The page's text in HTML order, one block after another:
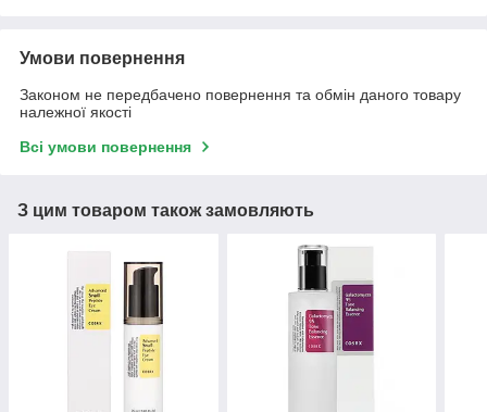
Умови повернення
Законом не передбачено повернення та обмін даного товару
належної якості
Всі умови повернення
З цим товаром також замовляють